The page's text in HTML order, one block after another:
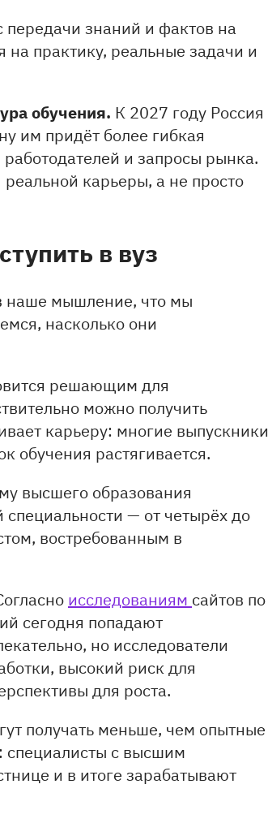
знаний и фактов на
практику, реальные задачи и
обучения. К 2027 году Россия
им придёт более гибкая
и запросы рынка.
карьеры, а не просто
в вуз
наше мышление, что мы
насколько они
решающим для
можно получить
карьеру: многие выпускники
обучения растягивается.
высшего образования
— от четырёх до
востребованным в
исследованиям сайтов по
сегодня попадают
но исследователи
высокий риск для
для роста.
получать меньше, чем опытные
специалисты с высшим
и в итоге зарабатывают